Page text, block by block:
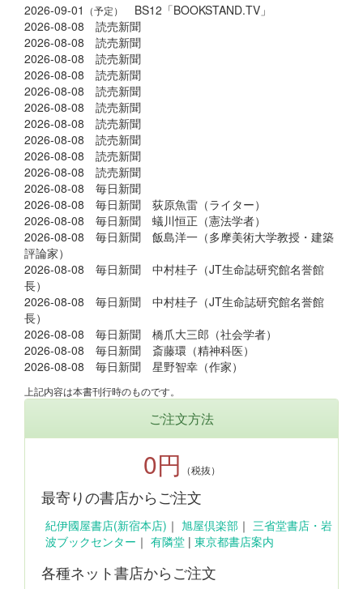
2026-09-01 （予定）
BS12「BOOKSTAND.TV」
2026-08-08 読売新聞
2026-08-08 読売新聞
2026-08-08 読売新聞
2026-08-08 読売新聞
2026-08-08 読売新聞
2026-08-08 読売新聞
2026-08-08 読売新聞
2026-08-08 読売新聞
2026-08-08 読売新聞
2026-08-08 読売新聞
2026-08-08 毎日新聞
2026-08-08 毎日新聞 荻原魚雷（ライター）
2026-08-08 毎日新聞 蟻川恒正（憲法学者）
2026-08-08 毎日新聞 飯島洋一（多摩美術大学教授・建築
評論家）
2026-08-08 毎日新聞 中村桂子（JT生命誌研究館名誉館
長）
2026-08-08 毎日新聞 中村桂子（JT生命誌研究館名誉館
長）
2026-08-08 毎日新聞 橋爪大三郎（社会学者）
2026-08-08 毎日新聞 斎藤環（精神科医）
2026-08-08 毎日新聞 星野智幸（作家）
上記内容は本書刊行時のものです。
ご注文方法
0円 （税抜）
最寄りの書店からご注文
紀伊國屋書店(新宿本店) ｜ 旭屋倶楽部 ｜ 三省堂書店・岩
波ブックセンター ｜ 有隣堂 | 東京都書店案内
各種ネット書店からご注文